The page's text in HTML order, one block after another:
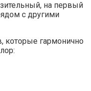
на первый
с другими
которые гармонично